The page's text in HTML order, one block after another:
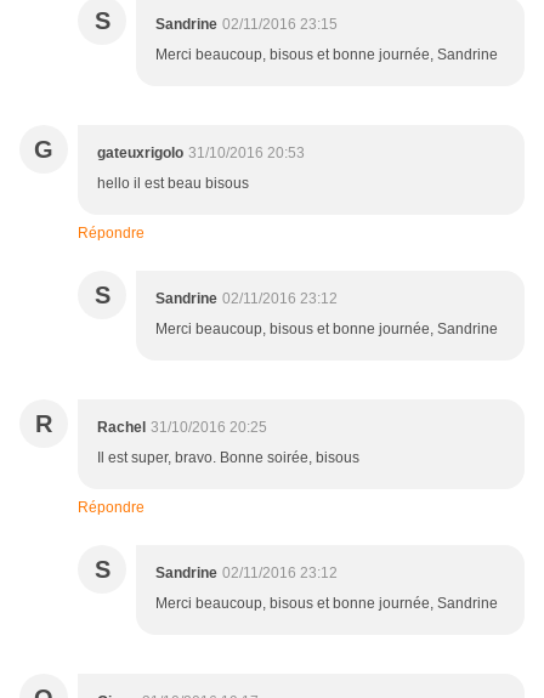
S Sandrine 02/11/2016 23:15
Merci beaucoup, bisous et bonne journée, Sandrine
G gateuxrigolo 31/10/2016 20:53
hello il est beau bisous
Répondre
S Sandrine 02/11/2016 23:12
Merci beaucoup, bisous et bonne journée, Sandrine
R Rachel 31/10/2016 20:25
Il est super, bravo. Bonne soirée, bisous
Répondre
S Sandrine 02/11/2016 23:12
Merci beaucoup, bisous et bonne journée, Sandrine